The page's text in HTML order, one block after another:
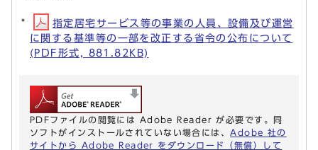
指定居宅サービス等の事業の人員、設備及び運営
に関する基準等の一部を改正する省令の公布について
(PDF形式, 881.82KB)
PDFファイルの閲覧には Adobe Reader が必要です。同
ソフトがインストールされていない場合には、 Adobe 社の
サイトから Adobe Reader をダウンロード（無償）して